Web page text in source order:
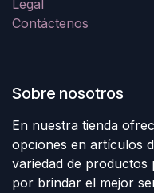
Legal
Contáctenos
Sobre nosotros
En nuestra tienda
opciones en artículos
variedad de productos
por brindar el mejor